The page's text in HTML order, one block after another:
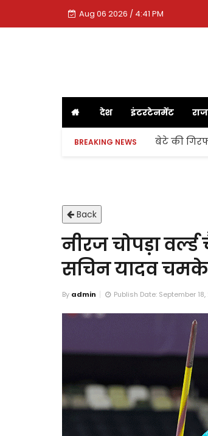
Aug 06 2026 / 4:41 PM
देश इंटरटेनमेंट
BREAKING NEWS बेटे की
Back
नीरज चोपड़ा
सचिन यादव
By admin Publish Date: September 18,